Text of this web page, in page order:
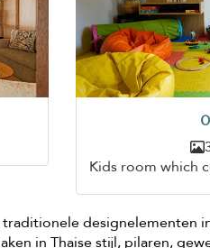
Kids room which
designelementen
in Thaise stijl, pilaren,